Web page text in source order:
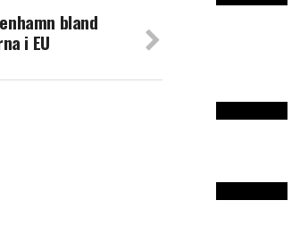
bland
i EU